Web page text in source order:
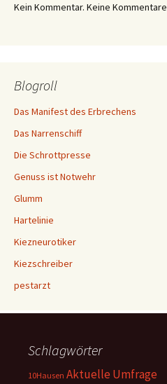
Kein Kommentar. Keine Kommentare
Blogroll
Das Manifest des Erbrechens
Das Narrenschiff
Die Schrottpresse
Genuss ist Notwehr
Glumm
Hartelinie
Kiezneurotiker
Kiezschreiber
pestarzt
Schlagwörter
10Hausen Aktuelle Umfrage